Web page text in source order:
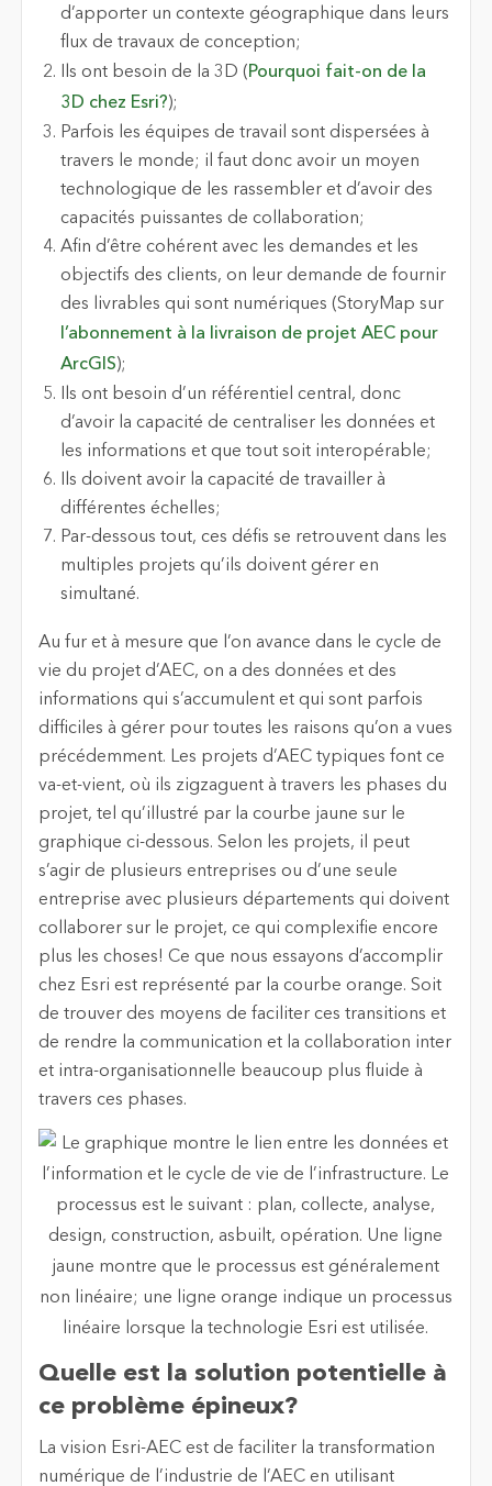
d’apporter un contexte géographique dans leurs
flux de travaux de conception;
Ils ont besoin de la 3D ( Pourquoi fait-on de la
3D chez Esri?);
Parfois les équipes de travail sont dispersées à
travers le monde; il faut donc avoir un moyen
technologique de les rassembler et d’avoir des
capacités puissantes de collaboration;
Afin d’être cohérent avec les demandes et les
objectifs des clients, on leur demande de fournir
des livrables qui sont numériques (StoryMap sur
l’abonnement à la livraison de projet AEC pour
ArcGIS);
Ils ont besoin d’un référentiel central, donc
d’avoir la capacité de centraliser les données et
les informations et que tout soit interopérable;
Ils doivent avoir la capacité de travailler à
différentes échelles;
Par-dessous tout, ces défis se retrouvent dans les
multiples projets qu’ils doivent gérer en
simultané.
Au fur et à mesure que l’on avance dans le cycle de
vie du projet d’AEC, on a des données et des
informations qui s’accumulent et qui sont parfois
difficiles à gérer pour toutes les raisons qu’on a vues
précédemment. Les projets d’AEC typiques font ce
va-et-vient, où ils zigzaguent à travers les phases du
projet, tel qu’illustré par la courbe jaune sur le
graphique ci-dessous. Selon les projets, il peut
s’agir de plusieurs entreprises ou d’une seule
entreprise avec plusieurs départements qui doivent
collaborer sur le projet, ce qui complexifie encore
plus les choses! Ce que nous essayons d’accomplir
chez Esri est représenté par la courbe orange. Soit
de trouver des moyens de faciliter ces transitions et
de rendre la communication et la collaboration inter
et intra-organisationnelle beaucoup plus fluide à
travers ces phases.
Quelle est la solution potentielle à
ce problème épineux?
La vision Esri-AEC est de faciliter la transformation
numérique de l’industrie de l’AEC en utilisant